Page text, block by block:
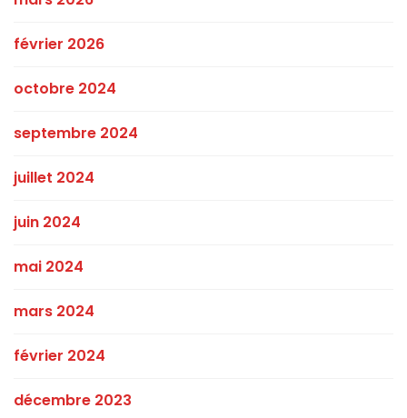
février 2026
octobre 2024
septembre 2024
juillet 2024
juin 2024
mai 2024
mars 2024
février 2024
décembre 2023